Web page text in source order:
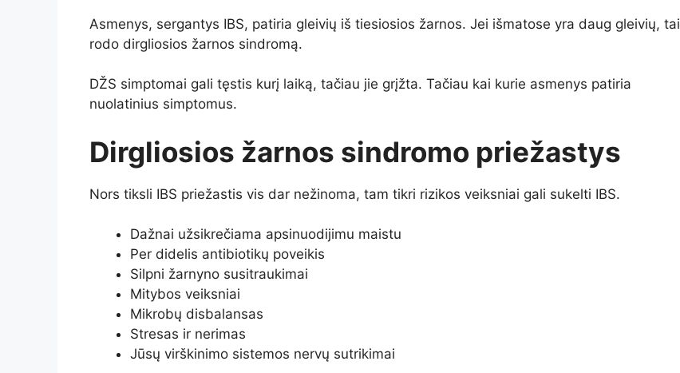
Asmenys, sergantys IBS, patiria gleivių iš tiesiosios žarnos. Jei išmatose yra daug gleivių, tai
rodo dirgliosios žarnos sindromą.
DŽS simptomai gali tęstis kurį laiką, tačiau jie grįžta. Tačiau kai kurie asmenys patiria
nuolatinius simptomus.
Dirgliosios žarnos sindromo priežastys
Nors tiksli IBS priežastis vis dar nežinoma, tam tikri rizikos veiksniai gali sukelti IBS.
Dažnai užsikrečiama apsinuodijimu maistu
Per didelis antibiotikų poveikis
Silpni žarnyno susitraukimai
Mitybos veiksniai
Mikrobų disbalansas
Stresas ir nerimas
Jūsų virškinimo sistemos nervų sutrikimai